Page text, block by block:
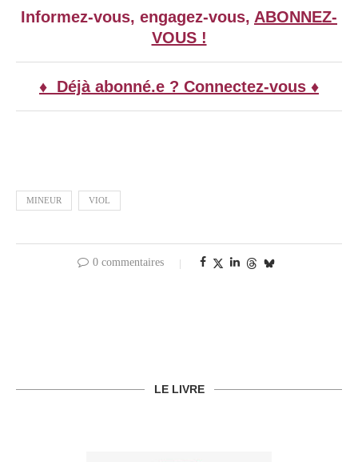
Informez-vous, engagez-vous, ABONNEZ-
VOUS !
♦ Déjà abonné.e ? Connectez-vous ♦
MINEUR VIOL
0 commentaires
LE LIVRE